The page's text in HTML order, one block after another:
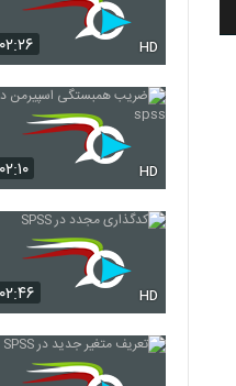
۰۲:۲۶ HD
۰۲:۱۰ HD
۰۲:۴۶ HD